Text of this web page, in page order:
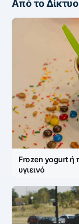
Από το Δίκτυο
Frozen yogurt ή
υγιεινό